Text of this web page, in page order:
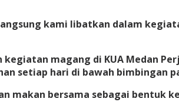
kami libatkan dalam
magang di KUA Medan
setiap hari di bawah bimbingan
makan bersama sebagai bentuk